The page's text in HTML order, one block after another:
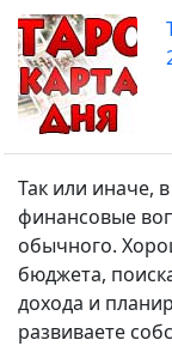
Так или иначе,
финансовые
обычного.
бюджета,
дохода и
развиваете